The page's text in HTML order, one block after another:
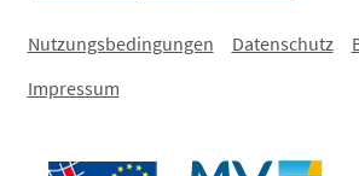
Nutzungsbedingungen Datenschutz
Impressum